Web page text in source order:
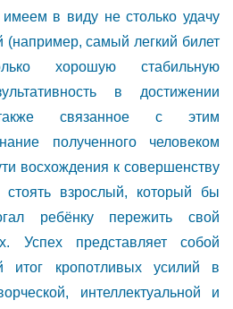
в виду не столько удачу
(например, самый легкий билет
хорошую стабильную
в достижении
связанное с этим
полученного человеком
восхождения к совершенству
взрослый, который бы
ребёнку пережить свой
Успех представляет собой
итог кропотливых усилий в
интеллектуальной и